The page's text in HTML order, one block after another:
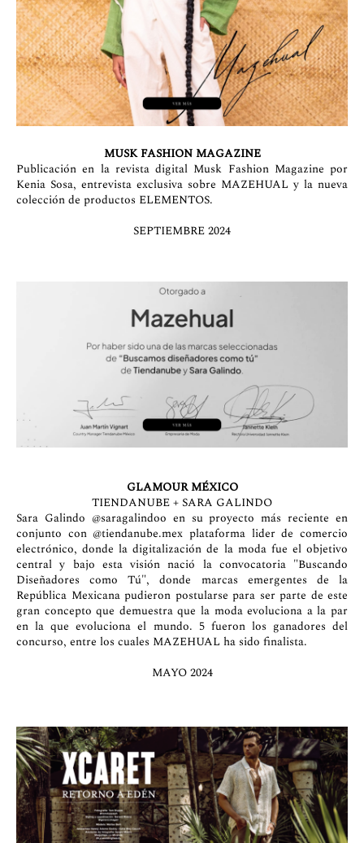
MUSK FASHION MAGAZINE
Publicación en la revista digital Musk Fashion Magazine por
Kenia Sosa, entrevista exclusiva sobre MAZEHUAL y la nueva
colección de productos ELEMENTOS.
SEPTIEMBRE 2024
GLAMOUR MÉXICO
TIENDANUBE + SARA GALINDO
Sara Galindo @saragalindoo en su proyecto más reciente en
conjunto con @tiendanube.mex plataforma lider de comercio
electrónico, donde la digitalización de la moda fue el objetivo
central y bajo esta visión nació la convocatoria "Buscando
Diseñadores como Tú", donde marcas emergentes de la
República Mexicana pudieron postularse para ser parte de este
gran concepto que demuestra que la moda evoluciona a la par
en la que evoluciona el mundo. 5 fueron los ganadores del
concurso, entre los cuales MAZEHUAL ha sido finalista.
MAYO 2024